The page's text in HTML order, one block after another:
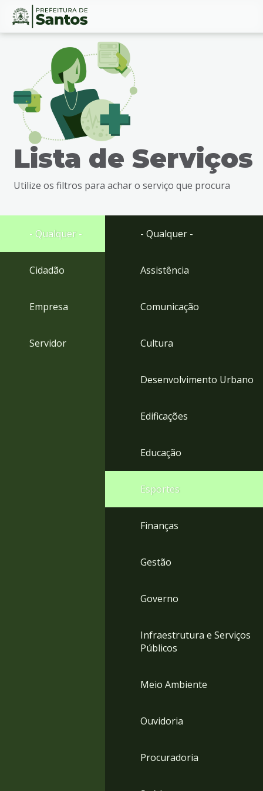
Ir
busca
Ir
rodapé
Conteúdo
Lista de Serviços
Utilize os filtros para achar o serviço que procura
- Qualquer -
Cidadão
Empresa
Servidor
- Qualquer -
Assistência
Comunicação
Cultura
Desenvolvimento Urbano
Edificações
Educação
Esportes
Finanças
Gestão
Governo
Infraestrutura e Serviços
Públicos
Meio Ambiente
Ouvidoria
Procuradoria